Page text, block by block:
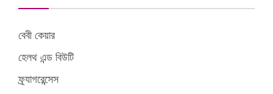
বেবী কেয়ার
হেলথ এন্ড বিউটি
ফ্র্যাগরেন্সেস